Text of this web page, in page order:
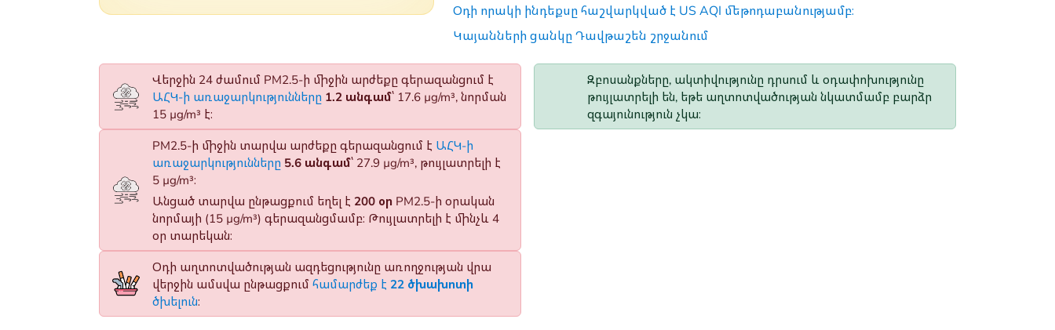
Օդի որակի ինդեքսը հաշվարկված է US AQI մեթոդաբանությամբ։
Կայանների ցանկը Դավթաշեն շրջանում
Վերջին 24 ժամում PM2.5-ի միջին արժեքը գերազանցում է
ԱՀԿ-ի առաջարկությունները 1.2 անգամ՝ 17.6 µg/m³, նորման
15 µg/m³ է։
PM2.5-ի միջին տարվա արժեքը գերազանցում է ԱՀԿ-ի
առաջարկությունները 5.6 անգամ՝ 27.9 µg/m³, թույլատրելի է
5 µg/m³։
Անցած տարվա ընթացքում եղել է 200 օր PM2.5-ի օրական
նորմայի (15 µg/m³) գերազանցմամբ։ Թույլատրելի է մինչև 4
օր տարեկան։
Օդի աղտոտվածության ազդեցությունը առողջության վրա
վերջին ամսվա ընթացքում համարժեք է 22 ծխախոտի
ծխելուն։
Զբոսանքները, ակտիվությունը դրսում և օդափոխությունը
թույլատրելի են, եթե աղտոտվածության նկատմամբ բարձր
զգայունություն չկա։